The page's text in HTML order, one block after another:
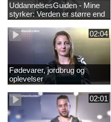
UddannelsesGuiden - Mine
styrker: Verden er større end
dig og du bidrager til den
02:04
Fødevarer, jordbrug og
oplevelser
02:01